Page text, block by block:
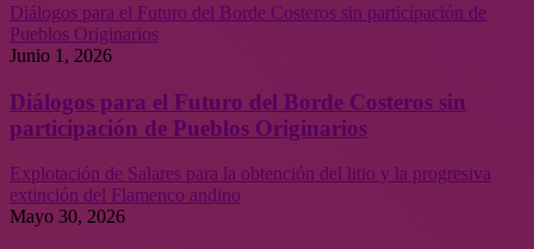
Diálogos para el Futuro del Borde Costeros sin participación de
Pueblos Originarios
Junio 1, 2026
Diálogos para el Futuro del Borde Costeros sin
participación de Pueblos Originarios
Explotación de Salares para la obtención del litio y la progresiva
extinción del Flamenco andino
Mayo 30, 2026